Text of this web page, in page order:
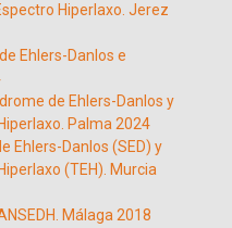
Hiperlaxo. Jerez
Ehlers-Danlos e
de Ehlers-Danlos y
Palma 2024
Ehlers-Danlos (SED) y
(TEH). Murcia
Málaga 2018